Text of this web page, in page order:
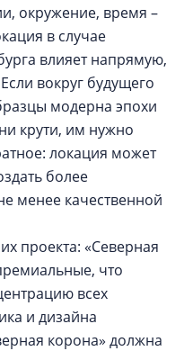
окружение, время –
в случае
влияет напрямую,
вокруг будущего
модерна эпохи
крути, им нужно
локация может
более
менее качественной
проекта: «Северная
что
всех
и дизайна
корона» должна